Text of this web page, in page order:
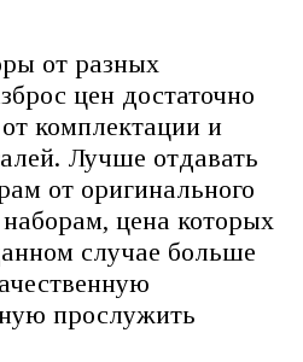
от разных
цен достаточно
комплектации и
Лучше отдавать
от оригинального
цена которых
случае больше
прослужить